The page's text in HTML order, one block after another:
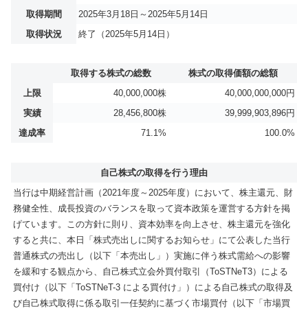
取得期間
2025年3月18日～2025年5月14日
取得状況
終了（2025年5月14日）
取得する株式の総数
株式の取得価額の総額
上限
40,000,000株
40,000,000,000円
実績
28,456,800株
39,999,903,896円
達成率
71.1% 100.0%
自己株式の取得を行う理由
当行は中期経営計画（2021年度～2025年度）において、株主還元、財
務健全性、成長投資のバランスを取って資本政策を運営する方針を掲
げています。この方針に則り、資本効率を向上させ、株主還元を強化
すると共に、本日「株式売出しに関するお知らせ」にて公表した当行
普通株式の売出し（以下「本売出し」）実施に伴う株式需給への影響
を緩和する観点から、自己株式立会外買付取引（ToSTNeT3）による
買付け（以下「ToSTNeT-3 による買付け」）による自己株式の取得及
び自己株式取得に係る取引一任契約に基づく市場買付（以下「市場買